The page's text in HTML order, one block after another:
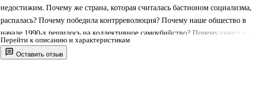
Оставить отзыв
недостижим. Почему же страна, которая считалась бастионом социализма,
распалась? Почему победила контрреволюция? Почему наше общество в
начале 1990-х решилось на коллективное самоубийство? Почему советское
государство распалось? Какую альтернативу предложили ей либералы? На
эти вопросы отвечает книга яркого современного мыслителя, тонкого
Перейти к описанию и характеристикам